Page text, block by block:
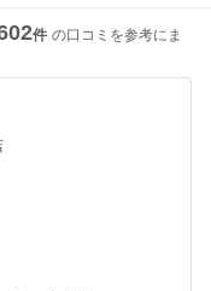
件 の口コミを参考にま